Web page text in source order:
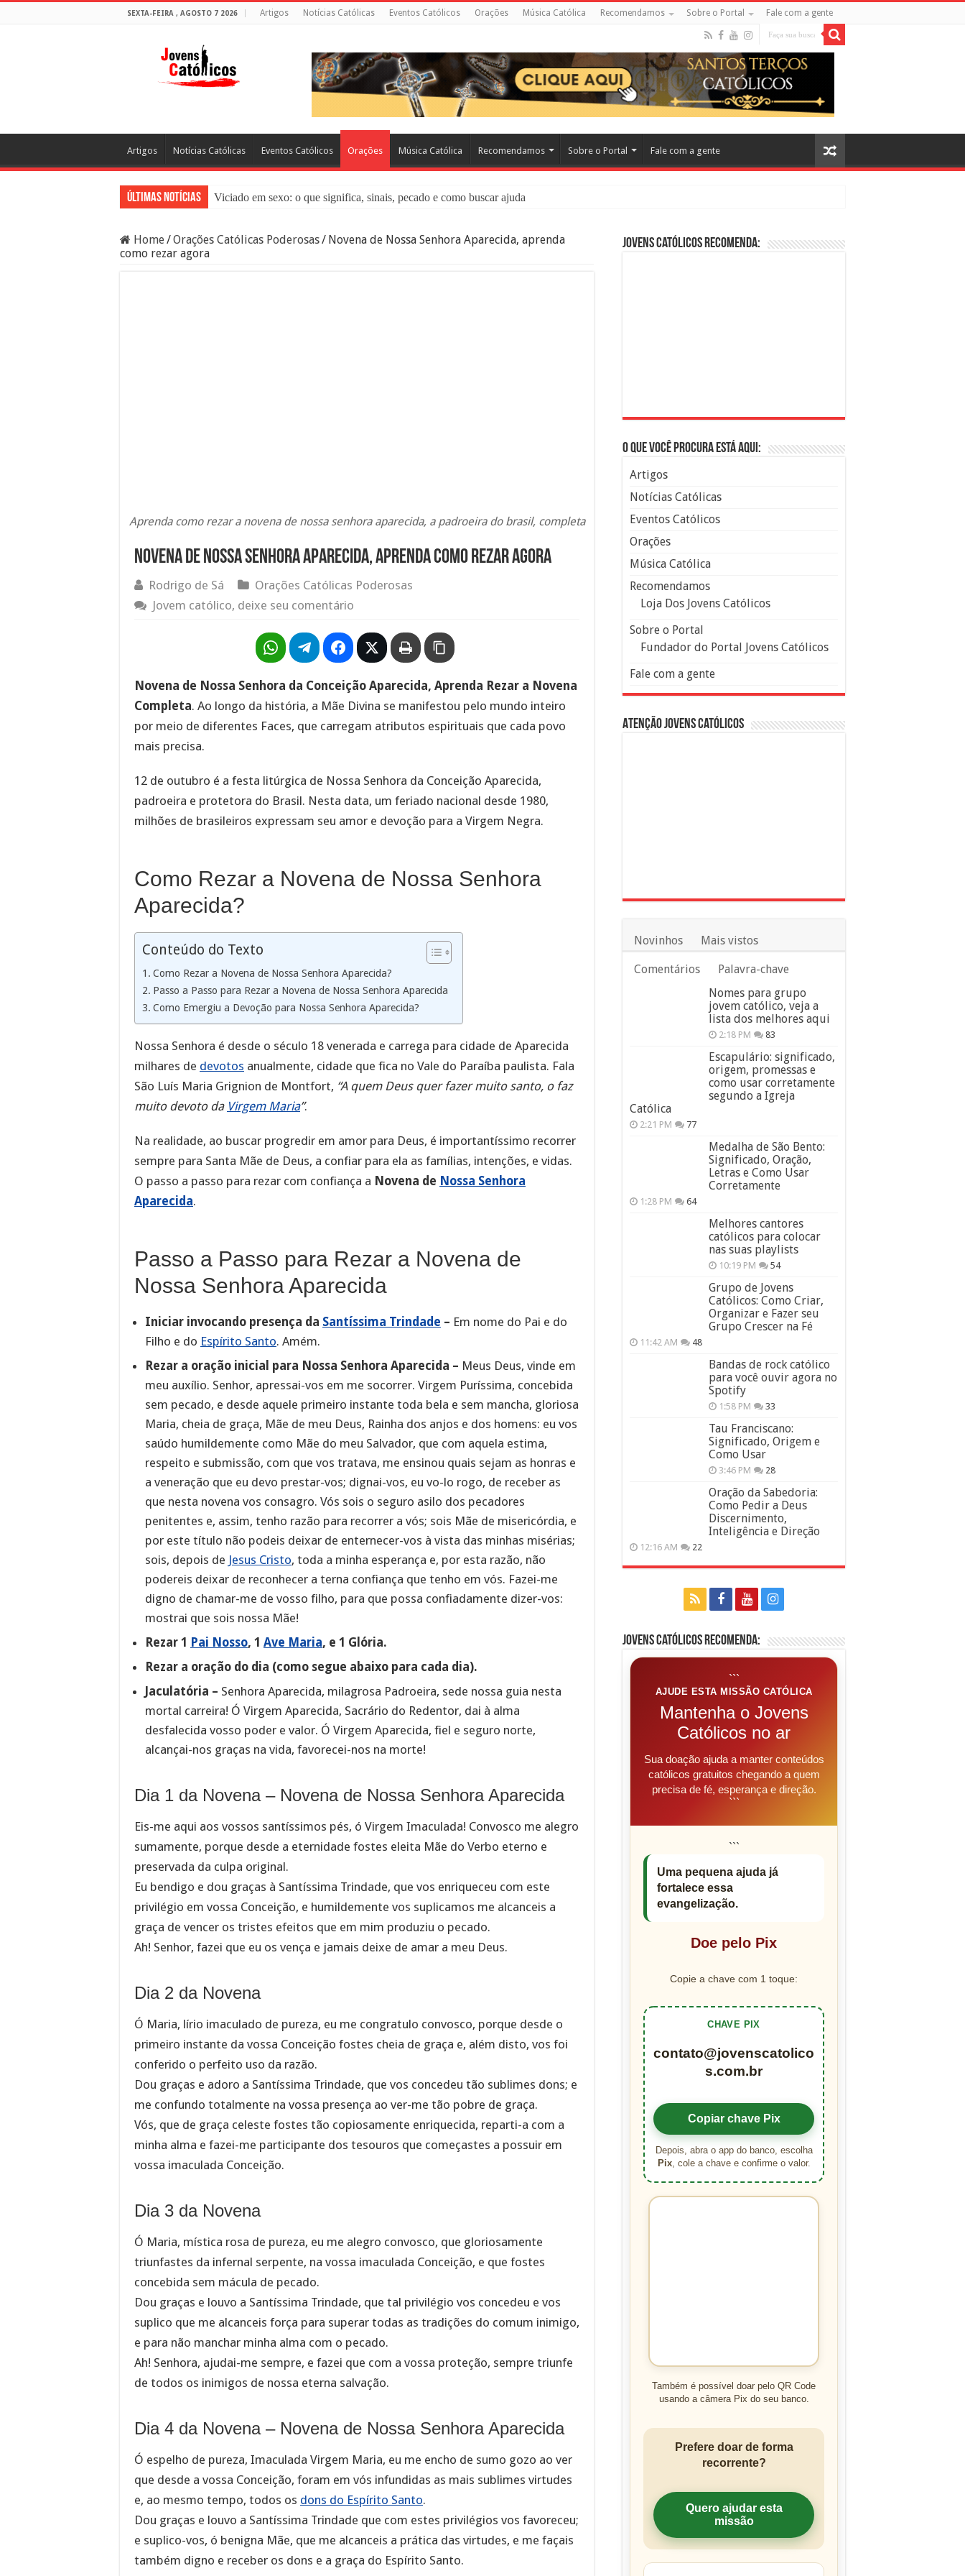
SEXTA-FEIRA , AGOSTO 7 2026 Artigos Notícias Católicas Eventos Católicos Orações Música Católica Recomendamos Sobre o Portal Fale com a gente
Artigos Notícias Católicas Eventos Católicos Orações Música Católica Recomendamos Sobre o Portal Fale com a gente
Últimas Notícias
Viciado em sexo: o que significa, sinais, pecado e como buscar ajuda
Filme Sagrado Coração – Seu Reino Não Terá Fim: O Documentário Que Vai Tocar os Católicos no Cinema
Home/Orações Católicas Poderosas/ Novena de Nossa Senhora Aparecida, aprenda
como rezar agora
Aprenda como rezar a novena de nossa senhora aparecida, a padroeira do brasil, completa
Novena de Nossa Senhora Aparecida, aprenda como rezar agora
Rodrigo de Sá
Orações Católicas Poderosas
Jovem católico, deixe seu comentário
Novena de Nossa Senhora da Conceição Aparecida, Aprenda Rezar a Novena
Completa. Ao longo da história, a Mãe Divina se manifestou pelo mundo inteiro
por meio de diferentes Faces, que carregam atributos espirituais que cada povo
mais precisa.
12 de outubro é a festa litúrgica de Nossa Senhora da Conceição Aparecida,
padroeira e protetora do Brasil. Nesta data, um feriado nacional desde 1980,
milhões de brasileiros expressam seu amor e devoção para a Virgem Negra.
Como Rezar a Novena de Nossa Senhora
Aparecida?
Conteúdo do Texto
Como Rezar a Novena de Nossa Senhora Aparecida?
Passo a Passo para Rezar a Novena de Nossa Senhora Aparecida
Como Emergiu a Devoção para Nossa Senhora Aparecida?
Nossa Senhora é desde o século 18 venerada e carrega para cidade de Aparecida
milhares de devotos anualmente, cidade que fica no Vale do Paraíba paulista. Fala
São Luís Maria Grignion de Montfort, “A quem Deus quer fazer muito santo, o faz
muito devoto da Virgem Maria”.
Na realidade, ao buscar progredir em amor para Deus, é importantíssimo recorrer
sempre para Santa Mãe de Deus, a confiar para ela as famílias, intenções, e vidas.
O passo a passo para rezar com confiança a Novena de Nossa Senhora
Aparecida.
Passo a Passo para Rezar a Novena de
Nossa Senhora Aparecida
Iniciar invocando presença da Santíssima Trindade – Em nome do Pai e do
Filho e do Espírito Santo. Amém.
Rezar a oração inicial para Nossa Senhora Aparecida – Meus Deus, vinde em
meu auxílio. Senhor, apressai-vos em me socorrer. Virgem Puríssima, concebida
sem pecado, e desde aquele primeiro instante toda bela e sem mancha, gloriosa
Maria, cheia de graça, Mãe de meu Deus, Rainha dos anjos e dos homens: eu vos
saúdo humildemente como Mãe do meu Salvador, que com aquela estima,
respeito e submissão, com que vos tratava, me ensinou quais sejam as honras e
a veneração que eu devo prestar-vos; dignai-vos, eu vo-lo rogo, de receber as
que nesta novena vos consagro. Vós sois o seguro asilo dos pecadores
penitentes e, assim, tenho razão para recorrer a vós; sois Mãe de misericórdia, e
por este título não podeis deixar de enternecer-vos à vista das minhas misérias;
sois, depois de Jesus Cristo, toda a minha esperança e, por esta razão, não
podereis deixar de reconhecer a terna confiança que tenho em vós. Fazei-me
digno de chamar-me de vosso filho, para que possa confiadamente dizer-vos:
mostrai que sois nossa Mãe!
Rezar 1
Pai Nosso, 1 Ave Maria, e 1 Glória.
Rezar a oração do dia (como segue abaixo para cada dia).
Jaculatória – Senhora Aparecida, milagrosa Padroeira, sede nossa guia nesta
mortal carreira! Ó Virgem Aparecida, Sacrário do Redentor, dai à alma
desfalecida vosso poder e valor. Ó Virgem Aparecida, fiel e seguro norte,
alcançai-nos graças na vida, favorecei-nos na morte!
Dia 1 da Novena – Novena de Nossa Senhora Aparecida
Eis-me aqui aos vossos santíssimos pés, ó Virgem Imaculada! Convosco me alegro
sumamente, porque desde a eternidade fostes eleita Mãe do Verbo eterno e
preservada da culpa original.
Eu bendigo e dou graças à Santíssima Trindade, que vos enriqueceu com este
privilégio em vossa Conceição, e humildemente vos suplicamos me alcanceis a
graça de vencer os tristes efeitos que em mim produziu o pecado.
Ah! Senhor, fazei que eu os vença e jamais deixe de amar a meu Deus.
Dia 2 da Novena
Ó Maria, lírio imaculado de pureza, eu me congratulo convosco, porque desde o
primeiro instante da vossa Conceição fostes cheia de graça e, além disto, vos foi
conferido o perfeito uso da razão.
Dou graças e adoro a Santíssima Trindade, que vos concedeu tão sublimes dons; e
me confundo totalmente na vossa presença ao ver-me tão pobre de graça.
Vós, que de graça celeste fostes tão copiosamente enriquecida, reparti-a com a
minha alma e fazei-me participante dos tesouros que começastes a possuir em
vossa imaculada Conceição.
Dia 3 da Novena
Ó Maria, mística rosa de pureza, eu me alegro convosco, que gloriosamente
triunfastes da infernal serpente, na vossa imaculada Conceição, e que fostes
concebida sem mácula de pecado.
Dou graças e louvo a Santíssima Trindade, que tal privilégio vos concedeu e vos
suplico que me alcanceis força para superar todas as tradições do comum inimigo,
e para não manchar minha alma com o pecado.
Ah! Senhora, ajudai-me sempre, e fazei que com a vossa proteção, sempre triunfe
de todos os inimigos de nossa eterna salvação.
Dia 4 da Novena – Novena de Nossa Senhora Aparecida
Ó espelho de pureza, Imaculada Virgem Maria, eu me encho de sumo gozo ao ver
que desde a vossa Conceição, foram em vós infundidas as mais sublimes virtudes
e, ao mesmo tempo, todos os dons do Espírito Santo.
Dou graças e louvo a Santíssima Trindade que com estes privilégios vos favoreceu;
e suplico-vos, ó benigna Mãe, que me alcanceis a prática das virtudes, e me façais
também digno e receber os dons e a graça do Espírito Santo.
Jovens Católicos Recomenda:
O que você procura está aqui:
Artigos
Notícias Católicas
Eventos Católicos
Orações
Música Católica
Recomendamos
Loja Dos Jovens Católicos
Sobre o Portal
Fundador do Portal Jovens Católicos
Fale com a gente
Atenção Jovens Católicos
Novinhos Mais vistos
Comentários
Palavra-chave
Nomes para grupo
jovem católico, veja a
lista dos melhores aqui
2:18 PM 83
Escapulário: significado,
origem, promessas e
como usar corretamente
segundo a Igreja
Católica
2:21 PM 77
Medalha de São Bento:
Significado, Oração,
Letras e Como Usar
Corretamente
1:28 PM 64
Melhores cantores
católicos para colocar
nas suas playlists
10:19 PM 54
Grupo de Jovens
Católicos: Como Criar,
Organizar e Fazer seu
Grupo Crescer na Fé
11:42 AM 48
Bandas de rock católico
para você ouvir agora no
Spotify
1:58 PM 33
Tau Franciscano:
Significado, Origem e
Como Usar
3:46 PM 28
Oração da Sabedoria:
Como Pedir a Deus
Discernimento,
Inteligência e Direção
12:16 AM 22
Jovens Católicos Recomenda:
```
AJUDE ESTA MISSÃO CATÓLICA
Mantenha o Jovens
Católicos no ar
Sua doação ajuda a manter conteúdos
católicos gratuitos chegando a quem
precisa de fé, esperança e direção.
```
```
Uma pequena ajuda já
fortalece essa
evangelização.
Doe pelo Pix
Copie a chave com 1 toque:
CHAVE PIX
contato@jovenscatolico
s.com.br
Copiar chave Pix
Depois, abra o app do banco, escolha
Pix, cole a chave e confirme o valor.
Também é possível doar pelo QR Code
usando a câmera Pix do seu banco.
Prefere doar de forma
recorrente?
Quero ajudar esta
missão